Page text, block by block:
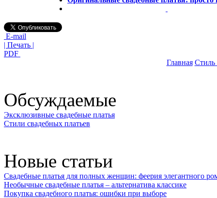
E-mail
| Печать |
PDF
Главная
Обсуждаемые
Эксклюзивные свадебные платья
Стили свадебных платьев
Новые статьи
Свадебные платья для полных женщин: феерия элегантного
Необычные свадебные платья – альтернатива классике
Покупка свадебного платья: ошибки при выборе